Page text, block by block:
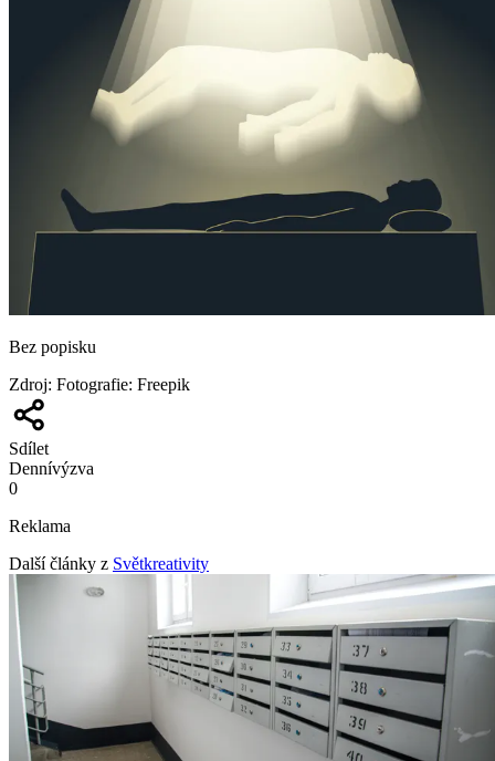
Bez popisku
Zdroj: Fotografie: Freepik
Sdílet
Dennívýzva
0
Reklama
Další články z Světkreativity